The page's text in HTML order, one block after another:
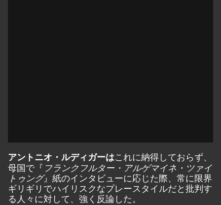
アントニオ・ルディガーはこれに納得しておらず、
母国で『 フランクフルター・アルゲマイネ・ツァイ
トゥング』紙のインタビューに応じた際、常に限界
ギリギリでハイリスクなプレースタイルだと批判す
る人々に対して、強く反論した。